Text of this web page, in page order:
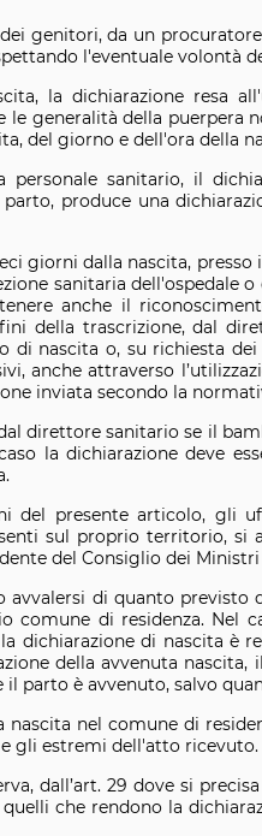
genitori, da un
l'eventuale volontà
la dichiarazione resa
generalità della puerpera
del giorno e dell'ora della
personale sanitario, il
produce una
giorni dalla nascita,
sanitaria dell'ospedale
anche il
della trascrizione, dal
nascita o, su richiesta
anche attraverso
inviata secondo la
direttore sanitario se il
la dichiarazione deve
del presente articolo, gli
sul proprio territorio,
del Consiglio dei
avvalersi di quanto
comune di residenza. Nel
dichiarazione di nascita è
della avvenuta
parto è avvenuto, salvo
nel comune di
gli estremi dell'atto ricevuto.
dall’art. 29 dove si
che rendono la